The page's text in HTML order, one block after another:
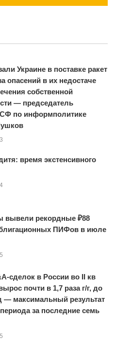
Украине в поставке ракет
опасений в их недостаче
собственной
— председатель
по информполитике
время экстенсивного
вывели рекордные ₽88
ПИФов в июле
сделок в России во II кв
почти в 1,7 раза г/г, до
— максимальный результат
за последние семь